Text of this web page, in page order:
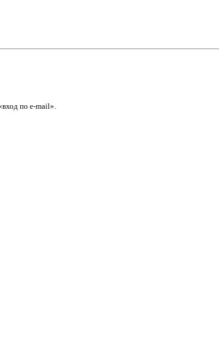
по e-mail».